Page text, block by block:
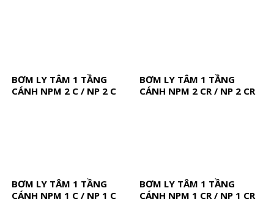
BƠM LY TÂM 1 TẦNG
CÁNH NPM 2 C / NP 2 C
BƠM LY TÂM 1 TẦNG
CÁNH NPM 2 CR / NP 2 CR
BƠM LY TÂM 1 TẦNG
CÁNH NPM 1 C / NP 1 C
BƠM LY TÂM 1 TẦNG
CÁNH NPM 1 CR / NP 1 CR